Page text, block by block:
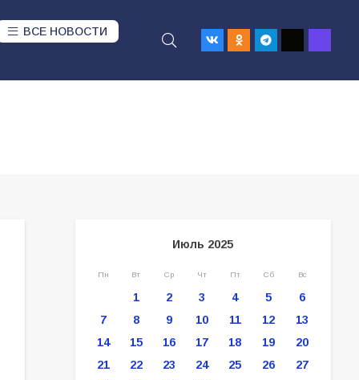
ВСЕ НОВОСТИ
Июль 2025
Пн Вт Ср Чт Пт Сб Вс
1 2 3 4 5
6
7
8 9 10 11 12
13
14
15 16 17 18 19
20
21
22 23 24 25 26
27